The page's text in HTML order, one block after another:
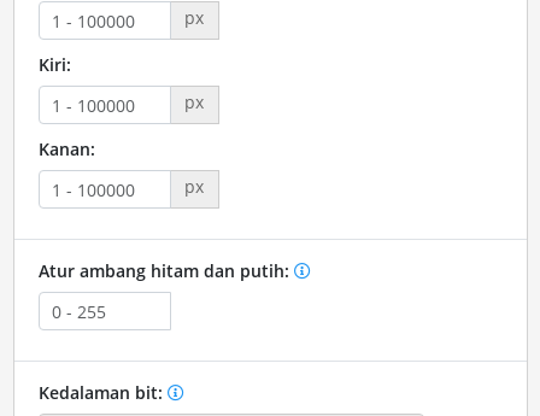
px
Kiri:
px
Kanan:
px
Atur ambang hitam dan putih:
Kedalaman bit: